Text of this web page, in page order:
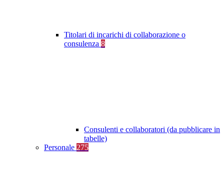
Titolari di incarichi di collaborazione o
consulenza 8
Consulenti e collaboratori (da pubblicare in
tabelle)
Personale 275